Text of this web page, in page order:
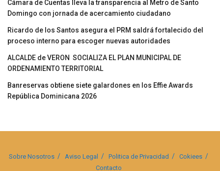
Cámara de Cuentas lleva la transparencia al Metro de Santo
Domingo con jornada de acercamiento ciudadano
Ricardo de los Santos asegura el PRM saldrá fortalecido del
proceso interno para escoger nuevas autoridades
ALCALDE de VERON SOCIALIZA EL PLAN MUNICIPAL DE
ORDENAMIENTO TERRITORIAL
Banreservas obtiene siete galardones en los Effie Awards
República Dominicana 2026
Sobre Nosotros Aviso Legal Politica de Privacidad
Cokiees
Contacto